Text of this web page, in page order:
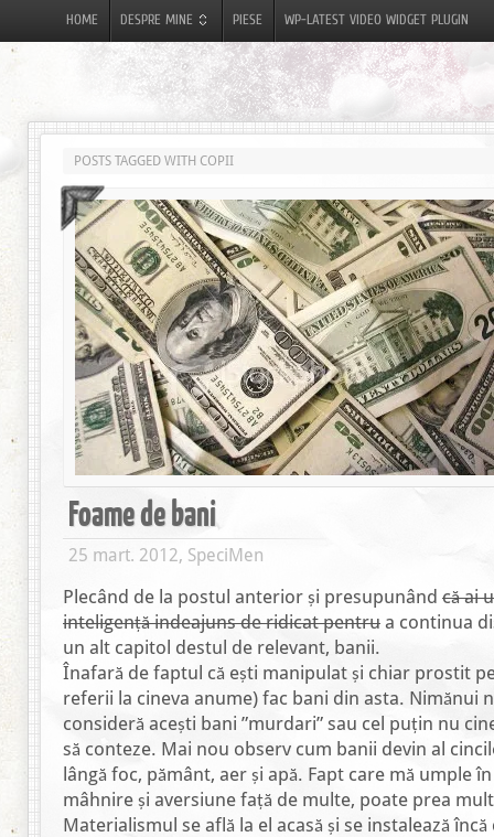
HOME DESPRE MINE PIESE WP-LATEST VIDEO WIDGET PLUGIN
POSTS TAGGED WITH COPII
Foame de bani
25 mart. 2012, SpeciMen
Plecând de la postul anterior și presupunând că ai
inteligență indeajuns de ridicat pentru a continua
un alt capitol destul de relevant, banii.
Înafară de faptul că ești manipulat și chiar prostit
referii la cineva anume) fac bani din asta. Nimănui
consideră acești bani ”murdari” sau cel puțin nu
să conteze. Mai nou observ cum banii devin al
lângă foc, pământ, aer și apă. Fapt care mă umple
mâhnire și aversiune față de multe, poate prea
Materialismul se află la el acasă și se instalează